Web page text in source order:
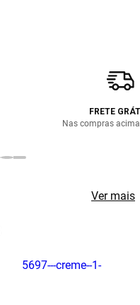
FRETE
Nas compras
Ver mais